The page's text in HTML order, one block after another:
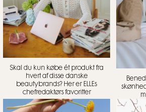
Skal du kun købe ét produkt fra
hvert af disse danske
beautybrands? Her er ELLEs
chefredaktørs favoritter